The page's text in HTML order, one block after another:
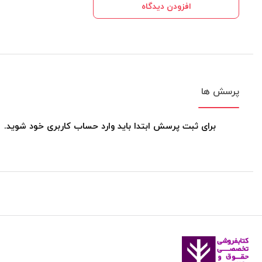
افزودن دیدگاه
پرسش ها
برای ثبت پرسش ابتدا باید وارد حساب کاربری خود شوید.